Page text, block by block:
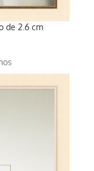
de 2.6 cm